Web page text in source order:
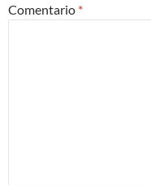
Comentario *